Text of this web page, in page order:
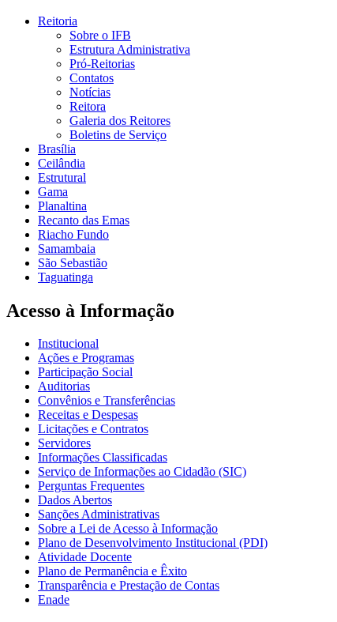
Reitoria
Sobre o IFB
Estrutura Administrativa
Pró-Reitorias
Contatos
Notícias
Reitora
Galeria dos Reitores
Boletins de Serviço
Brasília
Ceilândia
Estrutural
Gama
Planaltina
Recanto das Emas
Riacho Fundo
Samambaia
São Sebastião
Taguatinga
Acesso à Informação
Institucional
Ações e Programas
Participação Social
Auditorias
Convênios e Transferências
Receitas e Despesas
Licitações e Contratos
Servidores
Informações Classificadas
Serviço de Informações ao Cidadão (SIC)
Perguntas Frequentes
Dados Abertos
Sanções Administrativas
Sobre a Lei de Acesso à Informação
Plano de Desenvolvimento Institucional (PDI)
Atividade Docente
Plano de Permanência e Êxito
Transparência e Prestação de Contas
Enade